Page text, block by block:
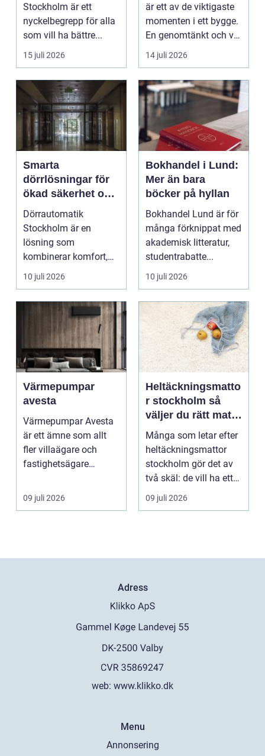
Stockholm är ett
nyckelbegrepp för alla
som vill ha bättre...
15 juli 2026
är ett av de viktigaste
momenten i ett bygge.
En genomtänkt och väl
utförd gru...
14 juli 2026
Smarta
dörrlösningar för
ökad säkerhet och
komfort
Dörrautomatik
Stockholm är en
lösning som
kombinerar komfort,
säkerhet och tillg...
10 juli 2026
Bokhandel i Lund:
Mer än bara
böcker på hyllan
Bokhandel Lund är för
många förknippat med
akademisk litteratur,
studentrabatte...
10 juli 2026
Värmepumpar
avesta
Värmepumpar Avesta
är ett ämne som allt
fler villaägare och
fastighetsägare
09 juli 2026
Heltäckningsmatto
r stockholm så
väljer du rätt matta
för hem och
kontor
Många som letar efter
heltäckningsmattor
stockholm gör det av
två skäl: de vill ha ett
tystare och m...
09 juli 2026
Adress
web: www.klikko.dk
Menu
Annonsering